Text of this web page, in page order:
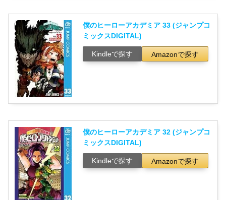
僕のヒーローアカデミア 33 (ジャンプコ
ミックスDIGITAL)
Kindleで探す Amazonで探す
僕のヒーローアカデミア 32 (ジャンプコ
ミックスDIGITAL)
Kindleで探す Amazonで探す